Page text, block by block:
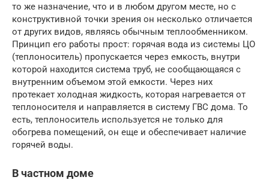
то же назначение, что и в любом другом месте, но с
конструктивной точки зрения он несколько отличается
от других видов, являясь обычным теплообменником.
Принцип его работы прост: горячая вода из системы ЦО
(теплоноситель) пропускается через емкость, внутри
которой находится система труб, не сообщающаяся с
внутренним объемом этой емкости. Через них
протекает холодная жидкость, которая нагревается от
теплоносителя и направляется в систему ГВС дома. То
есть, теплоноситель используется не только для
обогрева помещений, он еще и обеспечивает наличие
горячей воды.
В частном доме